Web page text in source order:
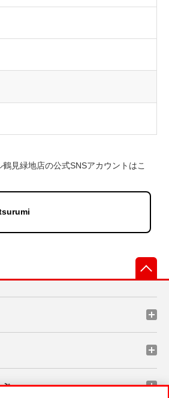
見緑地店の公式SNSアカウントはこ